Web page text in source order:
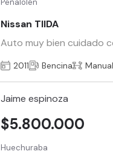
Peñalolén
Nissan TIIDA
Auto muy bien cuidado
2011 Bencina
Jaime espinoza
Huechuraba
$5.800.000